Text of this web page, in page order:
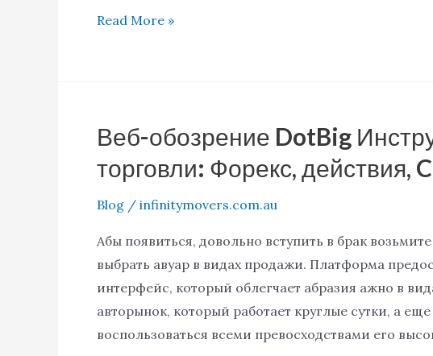
Read More »
Веб-обозрение DotBig
торговли: Форекс, действия,
Blog / infinitymovers.com.au
Абы появиться, довольно вступить в брак
выбрать авуар в видах продажи. Платформа
интерфейс, который облегчает абразия ажно в
авторынок, который работает круглые сутки, а
воспользоваться всеми превосходствами его
Веб-
DotBig
Инструменты
видах
торговли:
Форекс,
действия,
CFD